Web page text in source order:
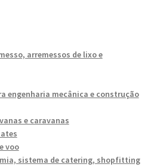
arremessos de lixo e
engenharia mecânica e construção
e caravanas
voo
sistema de catering, shopfitting